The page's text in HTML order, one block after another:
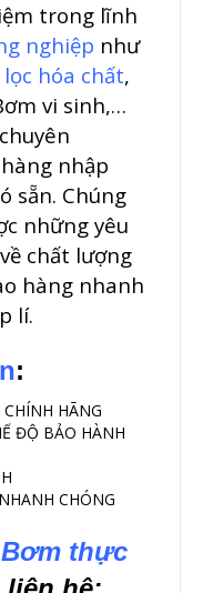
trong lĩnh
nghiệp như
lọc hóa chất,
vi sinh,…
nhập
sẵn. Chúng
những yêu
chất lượng
hàng nhanh
lí.
:
HÃNG
ĐỘ BẢO HÀNH
CHÓNG
thực